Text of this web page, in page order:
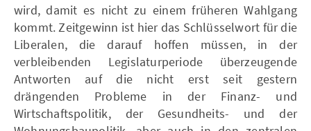
wird, damit es nicht zu einem früheren Wahlgang
kommt. Zeitgewinn ist hier das Schlüsselwort für die
Liberalen, die darauf hoffen müssen, in der
verbleibenden Legislaturperiode überzeugende
Antworten auf die nicht erst seit gestern
drängenden Probleme in der Finanz- und
Wirtschaftspolitik, der Gesundheits- und der